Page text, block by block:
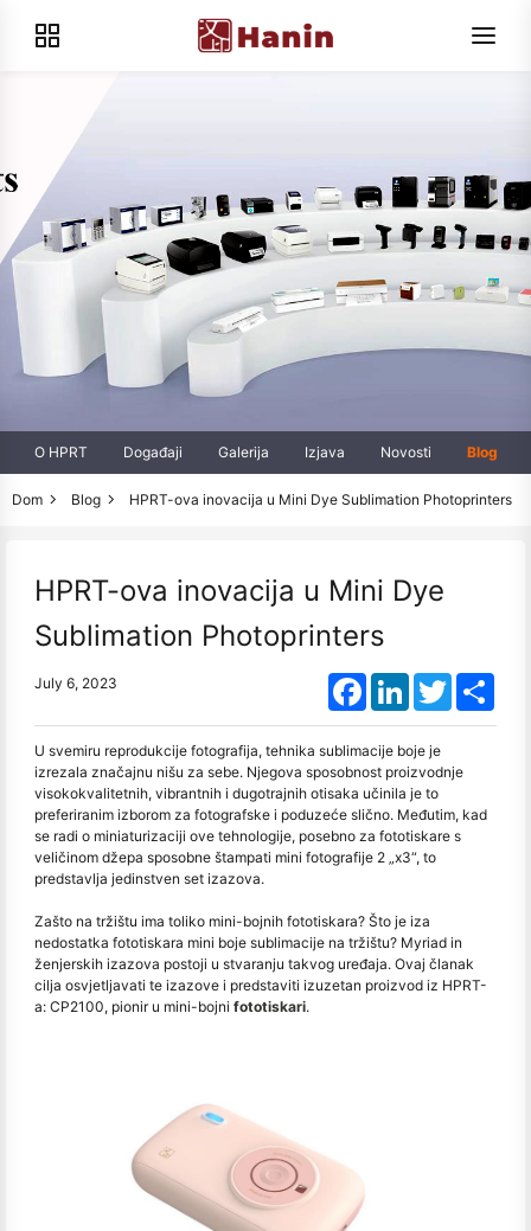
O HPRT Događaji Galerija Izjava Novosti Blog
Dom Blog HPRT-ova inovacija u Mini Dye Sublimation Photoprinters
HPRT-ova inovacija u Mini Dye
Sublimation Photoprinters
July 6, 2023 FacebookLinkedInTwitter
U svemiru reprodukcije fotografija, tehnika sublimacije boje je
izrezala značajnu nišu za sebe. Njegova sposobnost proizvodnje
visokokvalitetnih, vibrantnih i dugotrajnih otisaka učinila je to
preferiranim izborom za fotografske i poduzeće slično. Međutim, kad
se radi o miniaturizaciji ove tehnologije, posebno za fototiskare s
veličinom džepa sposobne štampati mini fotografije 2 „x3“, to
predstavlja jedinstven set izazova.
Zašto na tržištu ima toliko mini-bojnih fototiskara? Što je iza
nedostatka fototiskara mini boje sublimacije na tržištu? Myriad in
ženjerskih izazova postoji u stvaranju takvog uređaja. Ovaj članak
cilja osvjetljavati te izazove i predstaviti izuzetan proizvod iz HPRT-
a: CP2100, pionir u mini-bojni fototiskari.